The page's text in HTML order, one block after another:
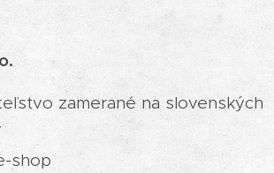
zamerané na slovenských
shop